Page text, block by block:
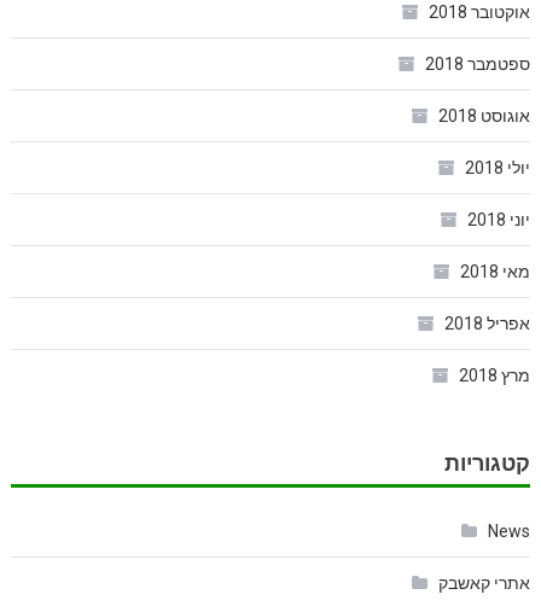
אוקטובר 2018
ספטמבר 2018
אוגוסט 2018
יולי 2018
יוני 2018
מאי 2018
אפריל 2018
מרץ 2018
קטגוריות
News
אתרי קאשבק